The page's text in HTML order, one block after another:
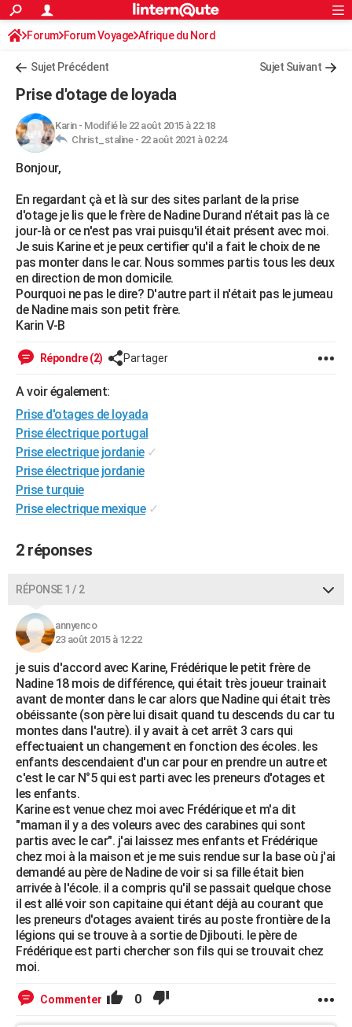
ACTUALITÉS
Politique
Société
Faits Divers
Education
Monde
Villes
+
FINANCE
Retraite
Impôts
Epargne
Immobilier
Risques naturels par ville
Banque
Assurance
Crédit
AUTO
Essais
Réserver un essai
Citadines
Berlines
SUV
Forum auto
+HIGH-TECH
Mobiles
Meilleur smartphone
Internet
Ordinateurs
Jeux vidéo
Guide high-tech
+BRICOLAGE
Forum
Aménagement intérieur
Extérieur
Cuisine
Salle de bains
Jardinage
Rangement
WEEK-END
Guides de France
Escapades
Patrimoine
Expositions
Musées
Week-end nature
+LIFESTYLE
Art de vivre
Bien-être
Loisirs
ModeModes de vie
SANTE
Destinations
City break
Voyage nature
Voyage de noces
Forum
Climat
BONS PLANS
CARTE DE VOEUX
Carte de Noël
Carte Bonne année
Carte Saint-Valentin
Carte Pâques
Carte d'anniversaire
DICTIONNAIRE
COPAINS D'AVANT
S'inscrire
Se connecter
Lycées
Collèges
Primaires
Universités
Entreprises
Service militaire
Avis de recherche
AVIS DE DÉCÈS
FORUM
Bricolage
Lifestyle
Culture
Sport
Auto
Television
Voyage
Cinema
S'inscrire
Connexion
Forum Forum Voyage Afrique du Nord
Sujet Précédent Sujet Suivant
Prise d'otage de loyada
Karin- Modifié le 22 août 2015 à 22:18
Christ_staline - 22 août 2021 à 02:24
Bonjour,
En regardant çà et là sur des sites parlant de la prise
d'otage je lis que le frère de Nadine Durand n'était pas là ce
jour-là or ce n'est pas vrai puisqu'il était présent avec moi.
Je suis Karine et je peux certifier qu'il a fait le choix de ne
pas monter dans le car. Nous sommes partis tous les deux
en direction de mon domicile.
Pourquoi ne pas le dire? D'autre part il n'était pas le jumeau
de Nadine mais son petit frère.
Karin V-B
Répondre (2) Partager
A voir également:
Prise d'otages de loyada
Prise électrique portugal
Prise electrique jordanie ✓
Prise électrique jordanie
Prise turquie
Prise electrique mexique ✓
2 réponses
RÉPONSE 1 / 2
annyenco
23 août 2015 à 12:22
je suis d'accord avec Karine, Frédérique le petit frère de
Nadine 18 mois de différence, qui était très joueur trainait
avant de monter dans le car alors que Nadine qui était très
obéissante (son père lui disait quand tu descends du car tu
montes dans l'autre). il y avait à cet arrêt 3 cars qui
effectuaient un changement en fonction des écoles. les
enfants descendaient d'un car pour en prendre un autre et
c'est le car N°5 qui est parti avec les preneurs d'otages et
les enfants.
Karine est venue chez moi avec Frédérique et m'a dit
"maman il y a des voleurs avec des carabines qui sont
partis avec le car". j'ai laissez mes enfants et Frédérique
chez moi à la maison et je me suis rendue sur la base où j'ai
demandé au père de Nadine de voir si sa fille était bien
arrivée à l'école. il a compris qu'il se passait quelque chose
il est allé voir son capitaine qui étant déjà au courant que
les preneurs d'otages avaient tirés au poste frontière de la
légions qui se trouve à a sortie de Djibouti. le père de
Frédérique est parti chercher son fils qui se trouvait chez
moi.
Commenter 0